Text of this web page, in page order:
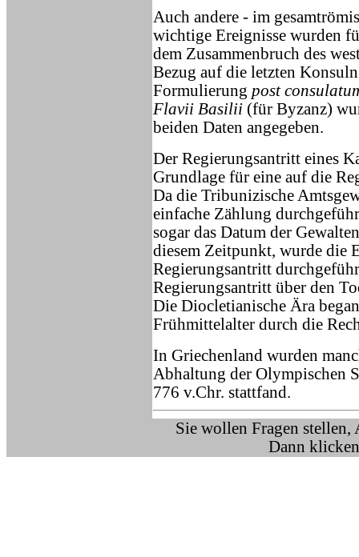
Auch andere - im
wichtige Ereignisse wurden
dem Zusammenbruch des
Bezug auf die letzten
Formulierung post
Flavii Basilii (für Byzanz)
beiden Daten angegeben.
Der Regierungsantritt eines
Grundlage für eine auf die
Da die Tribunizische
einfache Zählung
sogar das Datum der
diesem Zeitpunkt, wurde die
Regierungsantritt
Regierungsantritt über den
Die Diocletianische Ära
Frühmittelalter durch die
In Griechenland wurden
Abhaltung der Olympischen
776 v.Chr. stattfand.
Sie wollen Fragen stellen,
Dann